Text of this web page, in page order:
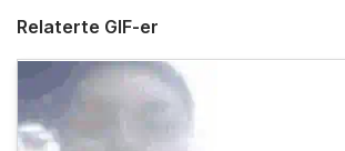
Relaterte GIF-er